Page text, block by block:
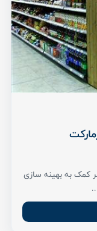
کمک به بهینه سازی